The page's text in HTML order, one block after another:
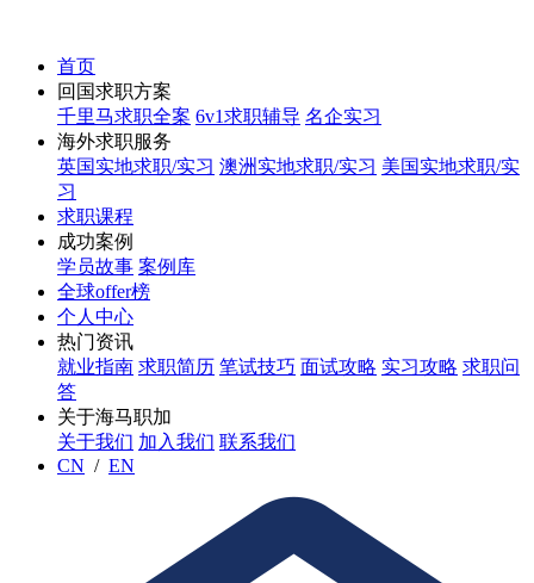
首页
回国求职方案
千里马求职全案 6v1求职辅导 名企实习
海外求职服务
英国实地求职/实习 澳洲实地求职/实习 美国实地求职/实
习
求职课程
成功案例
学员故事 案例库
全球offer榜
个人中心
热门资讯
就业指南 求职简历 笔试技巧 面试攻略 实习攻略 求职问
答
关于海马职加
关于我们 加入我们 联系我们
CN / EN